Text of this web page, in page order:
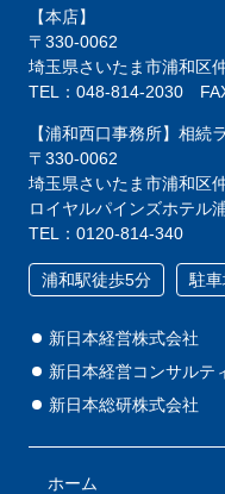
【本店】
〒330-0062
埼玉県さいたま市浦和区
TEL：048-814-2030
【浦和西口事務所】相続
〒330-0062
埼玉県さいたま市浦和区
ロイヤルパインズホテル
TEL：0120-814-340
浦和駅徒歩5分 駐
新日本経営株式会社
新日本経営コンサルテ
新日本総研株式会社
ホーム